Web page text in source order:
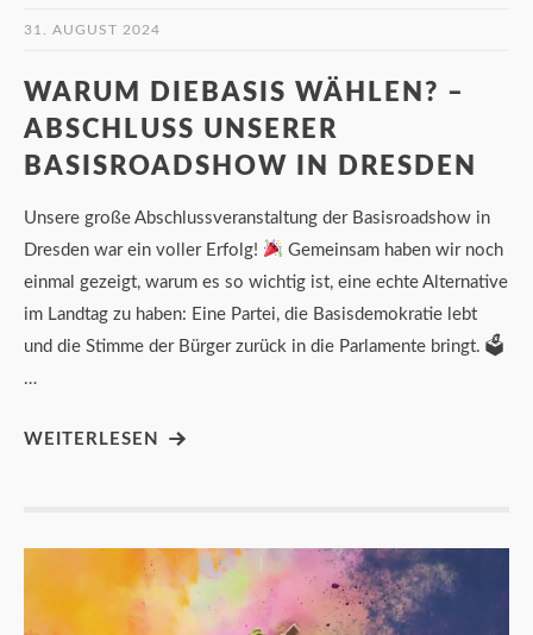
31. AUGUST 2024
WARUM DIEBASIS WÄHLEN? –
ABSCHLUSS UNSERER
BASISROADSHOW IN DRESDEN
Unsere große Abschlussveranstaltung der Basisroadshow in
Dresden war ein voller Erfolg!
Gemeinsam haben wir noch
einmal gezeigt, warum es so wichtig ist, eine echte Alternative
im Landtag zu haben: Eine Partei, die Basisdemokratie lebt
und die Stimme der Bürger zurück in die Parlamente bringt. 🗳
…
WEITERLESEN